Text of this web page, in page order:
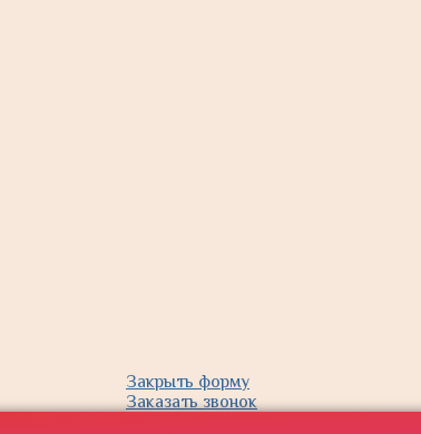
Закрыть форму
Заказать звонок